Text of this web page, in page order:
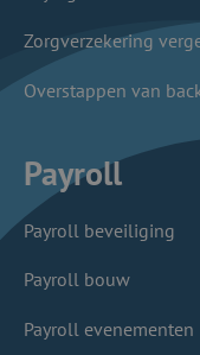
Zorgverzekering
Overstappen van
Payroll
Payroll beveiliging
Payroll bouw
Payroll evenementen